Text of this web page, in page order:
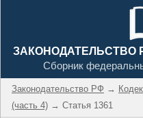
ЗАКОНОДАТЕЛЬСТВО
Сборник
Законодательство РФ →
(часть 4) → Статья 1361